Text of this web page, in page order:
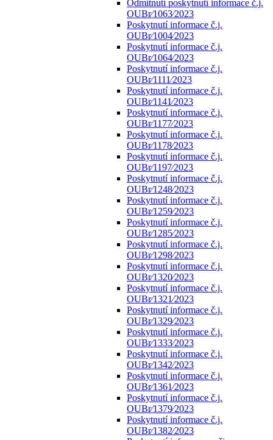
Odmítnutí poskytnutí informace č.j.
OUBr⁄1063⁄2023
Poskytnutí informace č.j.
OUBr⁄1004⁄2023
Poskytnutí informace č.j.
OUBr⁄1064⁄2023
Poskytnutí informace č.j.
OUBr⁄1111⁄2023
Poskytnutí informace č.j.
OUBr⁄1141⁄2023
Poskytnutí informace č.j.
OUBr⁄1177⁄2023
Poskytnutí informace č.j.
OUBr⁄1178⁄2023
Poskytnutí informace č.j.
OUBr⁄1197⁄2023
Poskytnutí informace č.j.
OUBr⁄1248⁄2023
Poskytnutí informace č.j.
OUBr⁄1259⁄2023
Poskytnutí informace č.j.
OUBr⁄1285⁄2023
Poskytnutí informace č.j.
OUBr⁄1298⁄2023
Poskytnutí informace č.j.
OUBr⁄1320⁄2023
Poskytnutí informace č.j.
OUBr⁄1321⁄2023
Poskytnutí informace č.j.
OUBr⁄1329⁄2023
Poskytnutí informace č.j.
OUBr⁄1333⁄2023
Poskytnutí informace č.j.
OUBr⁄1342⁄2023
Poskytnutí informace č.j.
OUBr⁄1361⁄2023
Poskytnutí informace č.j.
OUBr⁄1379⁄2023
Poskytnutí informace č.j.
OUBr⁄1382⁄2023